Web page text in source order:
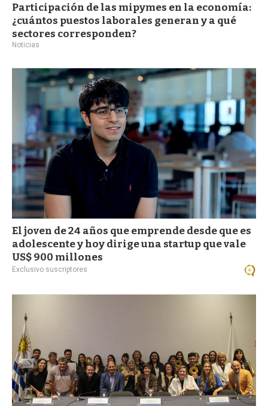
Participación de las mipymes en la economía:
¿cuántos puestos laborales generan y a qué
sectores corresponden?
Noticias
El joven de 24 años que emprende desde que es
adolescente y hoy dirige una startup que vale
US$ 900 millones
Exclusivo suscriptores